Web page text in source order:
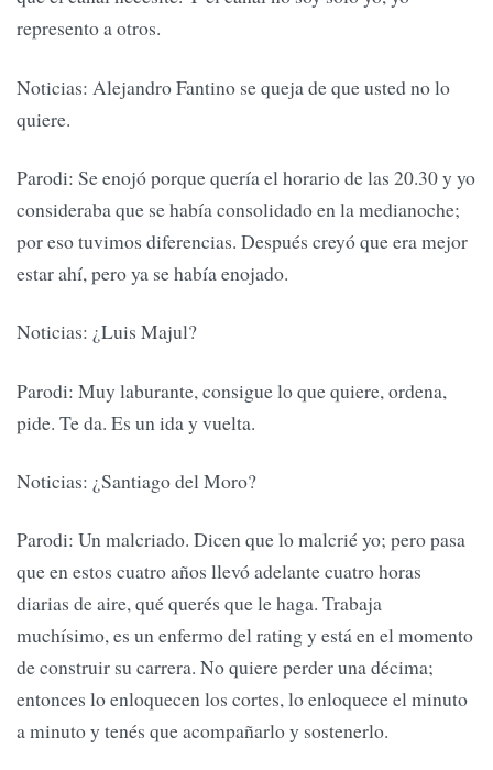
represento a otros.
Noticias: Alejandro Fantino se queja de que usted no lo
quiere.
Parodi: Se enojó porque quería el horario de las 20.30 y yo
consideraba que se había consolidado en la medianoche;
por eso tuvimos diferencias. Después creyó que era mejor
estar ahí, pero ya se había enojado.
Noticias: ¿Luis Majul?
Parodi: Muy laburante, consigue lo que quiere, ordena,
pide. Te da. Es un ida y vuelta.
Noticias: ¿Santiago del Moro?
Parodi: Un malcriado. Dicen que lo malcrié yo; pero pasa
que en estos cuatro años llevó adelante cuatro horas
diarias de aire, qué querés que le haga. Trabaja
muchísimo, es un enfermo del rating y está en el momento
de construir su carrera. No quiere perder una décima;
entonces lo enloquecen los cortes, lo enloquece el minuto
a minuto y tenés que acompañarlo y sostenerlo.